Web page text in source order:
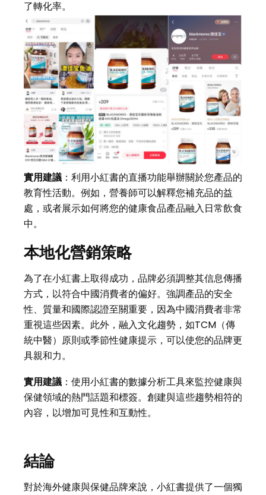
了轉化率。
實用建議 ：利用小紅書的直播功能舉辦關於您產品的
教育性活動。例如，營養師可以解釋您補充品的益
處，或者展示如何將您的健康食品產品融入日常飲食
中。
本地化營銷策略
為了在小紅書上取得成功，品牌必須調整其信息傳播
方式，以符合中國消費者的偏好。強調產品的安全
性、質量和國際認證至關重要，因為中國消費者非常
重視這些因素。此外，融入文化趨勢，如TCM（傳
統中醫）原則或季節性健康提示，可以使您的品牌更
具親和力。
實用建議 ：使用小紅書的數據分析工具來監控健康與
保健領域的熱門話題和標簽。創建與這些趨勢相符的
內容，以增加可見性和互動性。
結論
對於海外健康與保健品牌來說，小紅書提供了一個獨